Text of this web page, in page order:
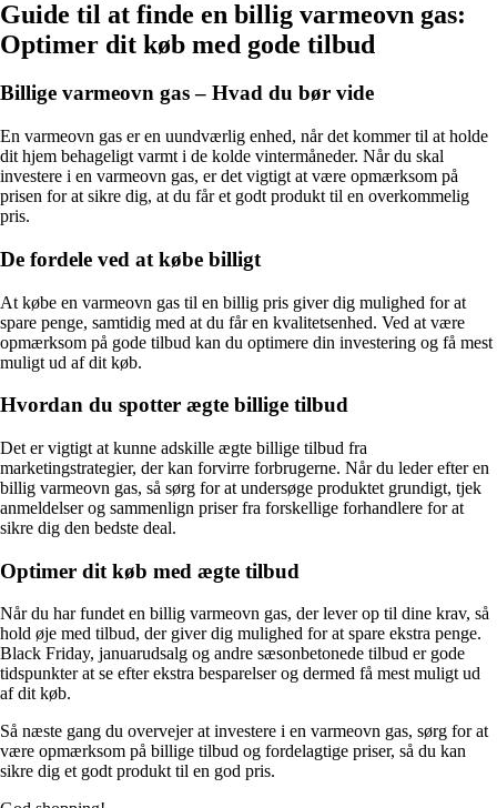
Guide til at finde en billig varmeovn gas:
Optimer dit køb med gode tilbud
Billige varmeovn gas – Hvad du bør vide
En varmeovn gas er en uundværlig enhed, når det kommer til at holde
dit hjem behageligt varmt i de kolde vintermåneder. Når du skal
investere i en varmeovn gas, er det vigtigt at være opmærksom på
prisen for at sikre dig, at du får et godt produkt til en overkommelig
pris.
De fordele ved at købe billigt
At købe en varmeovn gas til en billig pris giver dig mulighed for at
spare penge, samtidig med at du får en kvalitetsenhed. Ved at være
opmærksom på gode tilbud kan du optimere din investering og få mest
muligt ud af dit køb.
Hvordan du spotter ægte billige tilbud
Det er vigtigt at kunne adskille ægte billige tilbud fra
marketingstrategier, der kan forvirre forbrugerne. Når du leder efter en
billig varmeovn gas, så sørg for at undersøge produktet grundigt, tjek
anmeldelser og sammenlign priser fra forskellige forhandlere for at
sikre dig den bedste deal.
Optimer dit køb med ægte tilbud
Når du har fundet en billig varmeovn gas, der lever op til dine krav, så
hold øje med tilbud, der giver dig mulighed for at spare ekstra penge.
Black Friday, januarudsalg og andre sæsonbetonede tilbud er gode
tidspunkter at se efter ekstra besparelser og dermed få mest muligt ud
af dit køb.
Så næste gang du overvejer at investere i en varmeovn gas, sørg for at
være opmærksom på billige tilbud og fordelagtige priser, så du kan
sikre dig et godt produkt til en god pris.